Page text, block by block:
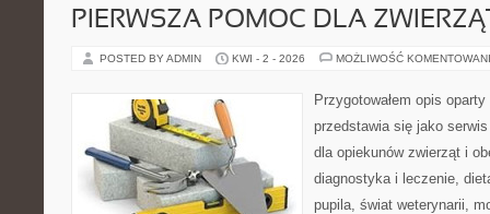
PIERWSZA POMOC DLA
POSTED BY ADMIN KWI - 2 - 2026 MOŻLIWOŚĆ
Przygotowałem opis
przedstawia się jako
dla opiekunów zwierząt i
diagnostyka i leczenie,
pupila, świat weterynarii,